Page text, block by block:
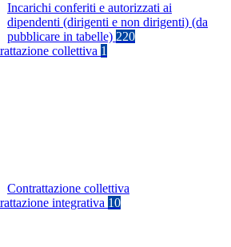
Incarichi conferiti e autorizzati ai
dipendenti (dirigenti e non dirigenti) (da
pubblicare in tabelle) 220
collettiva 1
Contrattazione collettiva
integrativa 10